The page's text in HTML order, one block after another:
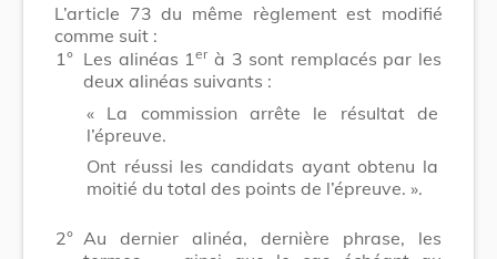
L’article 73 du même règlement est modifié
comme suit :
1° Les alinéas 1erà 3 sont remplacés par les
deux alinéas suivants :
« La commission arrête le résultat de
l’épreuve.
Ont réussi les candidats ayant obtenu la
moitié du total des points de l’épreuve. ».
2° Au dernier alinéa, dernière phrase, les